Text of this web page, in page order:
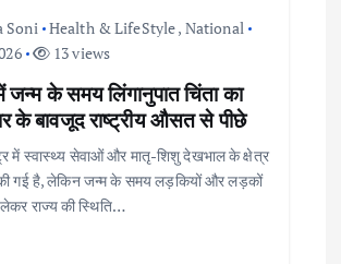
Soni Health & LifeStyle, National
13 views
जन्म के समय लिंगानुपात चिंता का
के बावजूद राष्ट्रीय औसत से पीछे
में स्वास्थ्य सेवाओं और मातृ-शिशु देखभाल के क्षेत्र
की गई है, लेकिन जन्म के समय लड़कियों और लड़कों
राज्य की स्थिति…